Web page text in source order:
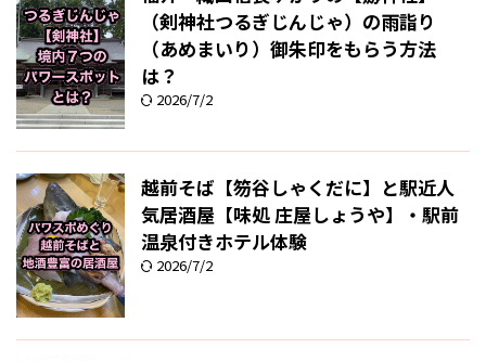
（剣神社つるぎじんじゃ）の雨詣り
（あめまいり）御朱印をもらう方法
は？
2026/7/2
越前そば【笏谷しゃくだに】と駅近人
気居酒屋【味処 庄屋しょうや】・駅前
温泉付きホテル体験
2026/7/2